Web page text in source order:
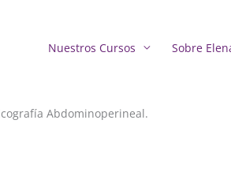
Nuestros Cursos Sobre
Abdominoperineal.